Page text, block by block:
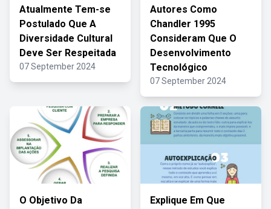
Atualmente Tem-se
Postulado Que A
Diversidade Cultural
Deve Ser Respeitada
07 September 2024
Autores Como
Chandler 1995
Consideram Que O
Desenvolvimento
Tecnológico
07 September 2024
O Objetivo Da Explique Em Que